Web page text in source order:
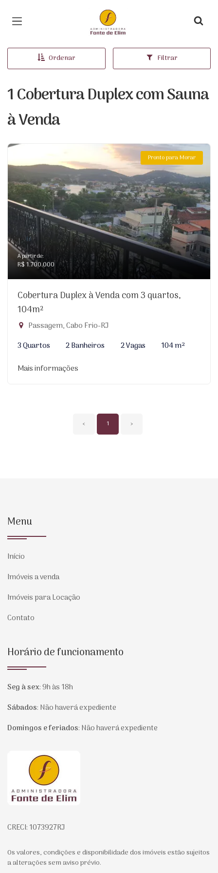
Página inicial
Ordenar Filtrar
1 Cobertura Duplex com Sauna
à Venda
Pronto para Morar
A partir de:
R$ 1.700.000
Cobertura Duplex à Venda com 3 quartos,
104m²
Passagem, Cabo Frio-RJ
3 Quartos
2 Banheiros 2 Vagas
104 m²
Mais informações
‹ 1 ›
Menu
Início
Imóveis a venda
Imóveis para Locação
Contato
Horário de funcionamento
Seg à sex:9h às 18h
Sábados: Não haverá expediente
Domingos e feriados: Não haverá expediente
Página inicial
CRECI: 1073927RJ
Os valores, condições e disponibilidade dos imóveis estão sujeitos
a alterações sem aviso prévio.